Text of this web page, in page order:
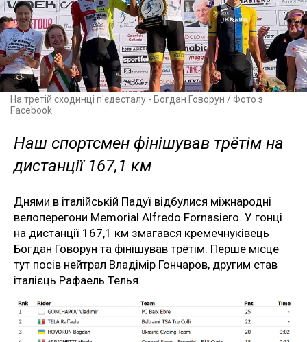
На третій сходинці п'єдесталу - Богдан Говорун / Фото з
Facebook
Наш спортсмен фінішував трётім на
дистанції 167,1 км
Днями в італійській Падуї відбулися міжнародні
велоперегони Memorial Alfredo Fornasiero. У гонці
на дистанції 167,1 км змагався кремечнуківець
Богдан Говорун та фінішував трётім. Перше місце
тут посів нейтрал Владімір Гончаров, другим став
італієць Рафаель Телья.